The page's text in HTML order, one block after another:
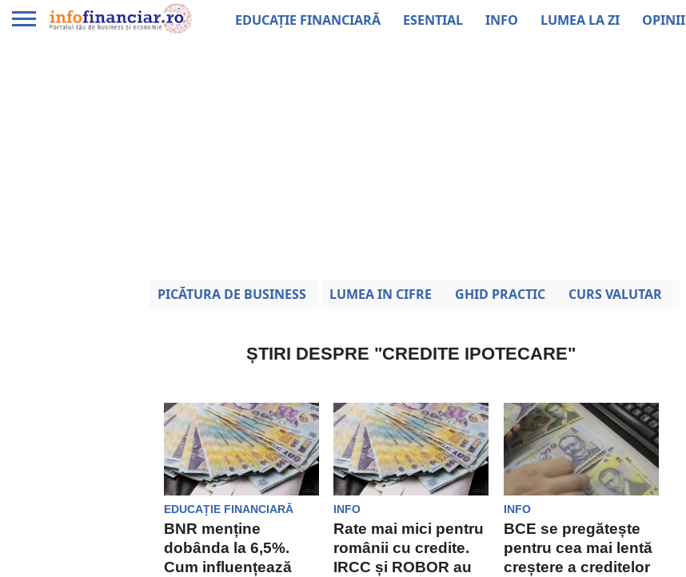
EDUCAȚIE FINANCIARĂ ESENTIAL INFO LUMEA LA ZI OPINII
PICĂTURA DE BUSINESS LUMEA IN CIFRE GHID PRACTIC CURS VALUTAR
ȘTIRI DESPRE "CREDITE IPOTECARE"
EDUCAȚIE FINANCIARĂ
BNR menține
dobânda la 6,5%.
Cum influențează
INFO
Rate mai mici pentru
românii cu credite.
IRCC și ROBOR au
INFO
BCE se pregătește
pentru cea mai lentă
creștere a creditelor